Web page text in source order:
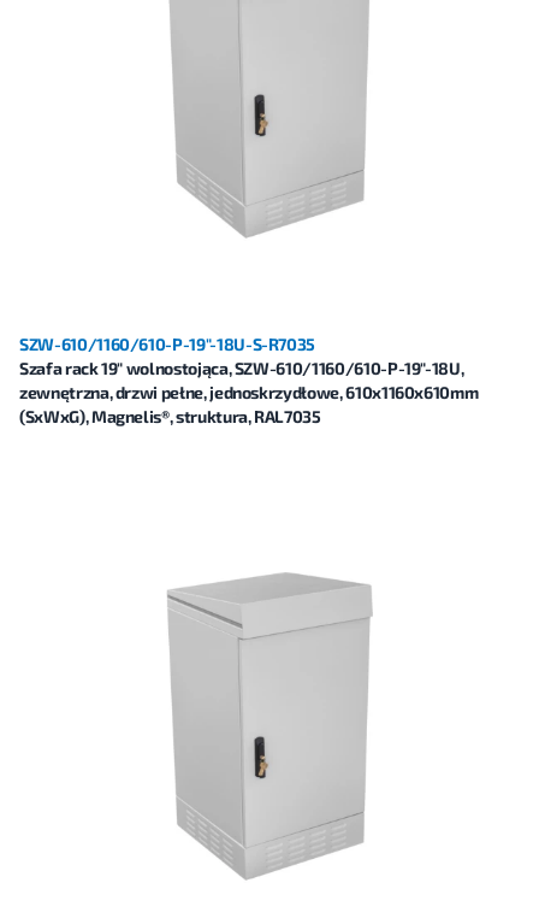
SZW-610/1160/610-P-19"-18U-S-R7035
Szafa rack 19" wolnostojąca, SZW-610/1160/610-P-19"-18U,
zewnętrzna, drzwi pełne, jednoskrzydłowe, 610x1160x610mm
(SxWxG), Magnelis®, struktura, RAL7035